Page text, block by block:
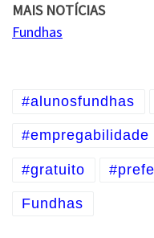
MAIS NOTÍCIAS
Fundhas
#alunosfundhas
#empregabilidade
#gratuito
Fundhas